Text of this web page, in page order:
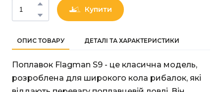
Купити
ОПИС ТОВАРУ ДЕТАЛІ ТА ХАРАКТЕРИСТИКИ
Поплавок Flagman S9 - це класична модель,
розроблена для широкого кола рибалок, які